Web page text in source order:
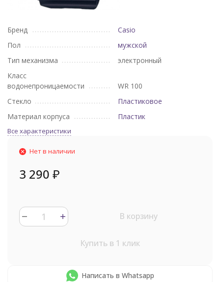
Бренд
Casio
Пол
мужской
Тип механизма
электронный
Класс
водонепроницаемости
WR 100
Стекло
Пластиковое
Материал корпуса
Пластик
Все характеристики
Нет в наличии
3 290 ₽
В корзину
Купить в 1 клик
Написать в Whatsapp